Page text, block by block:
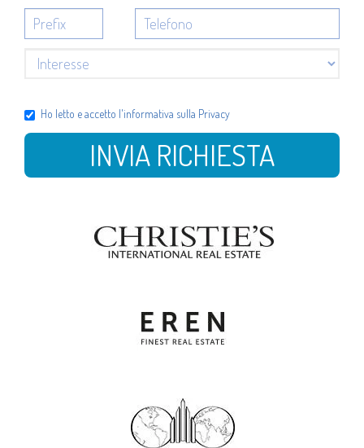
Ho letto e accetto l'informativa sulla Privacy
INVIA RICHIESTA